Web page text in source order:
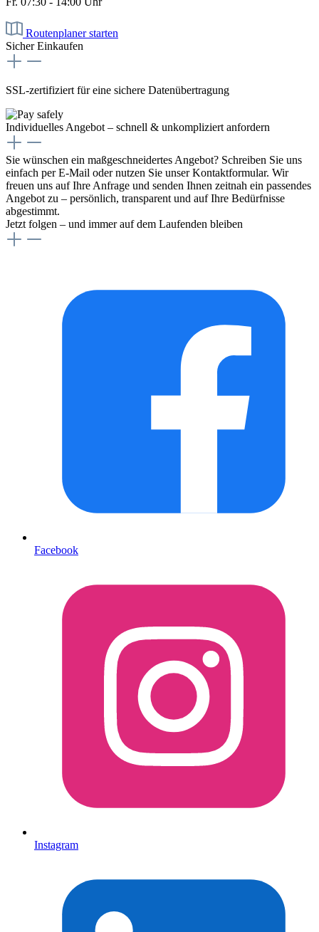
Routenplaner starten
Sicher Einkaufen
SSL-zertifiziert für eine sichere Datenübertragung
Individuelles Angebot – schnell & unkompliziert anfordern
Sie wünschen ein maßgeschneidertes Angebot? Schreiben Sie uns
einfach per E-Mail oder nutzen Sie unser Kontaktformular. Wir
freuen uns auf Ihre Anfrage und senden Ihnen zeitnah ein passendes
Angebot zu – persönlich, transparent und auf Ihre Bedürfnisse
abgestimmt.
Jetzt folgen – und immer auf dem Laufenden bleiben
Facebook
Instagram